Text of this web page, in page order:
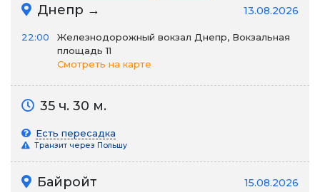
Днепр → 13.08.2026
22:00
Железнодорожный вокзал Днепр, Вокзальная
площадь 11
Смотреть на карте
35 ч. 30 м.
Есть пересадка
Транзит через Польшу
Байройт 15.08.2026